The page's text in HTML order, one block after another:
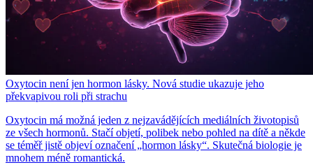
Oxytocin není jen hormon lásky. Nová studie ukazuje jeho
překvapivou roli při strachu
Oxytocin má možná jeden z nejzavádějících mediálních životopisů
ze všech hormonů. Stačí objetí, polibek nebo pohled na dítě a někde
se téměř jistě objeví označení „hormon lásky“. Skutečná biologie je
mnohem méně romantická.